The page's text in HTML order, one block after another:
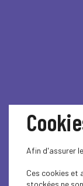
Afin d'assurer
Ces cookies et
stockées ne